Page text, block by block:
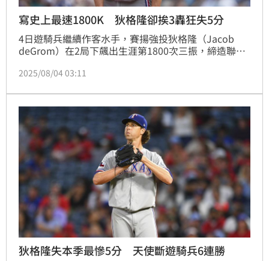
寫史上最速1800K 狄格隆卻挨3轟狂失5分
4日遊騎兵繼續作客水手，賽揚強投狄格隆（Jacob
deGrom）在2局下飆出生涯第1800次三振，締造聯盟
分，連續2戰加起來掉10分，終場遊騎兵以4：5吞敗，
和水手的勝差拉開到2場。
2025/08/04 03:11
狄格隆失本季最慘5分 天使斷遊騎兵6連勝